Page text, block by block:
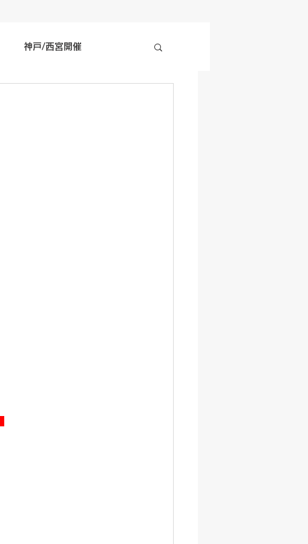
神戸/西宮開催